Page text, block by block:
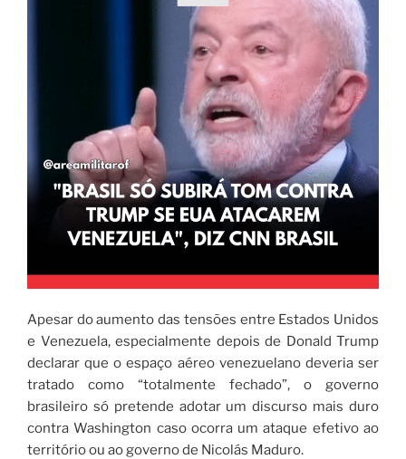
Apesar do aumento das tensões entre Estados Unidos
e Venezuela, especialmente depois de Donald Trump
declarar que o espaço aéreo venezuelano deveria ser
tratado como “totalmente fechado”, o governo
brasileiro só pretende adotar um discurso mais duro
contra Washington caso ocorra um ataque efetivo ao
território ou ao governo de Nicolás Maduro.